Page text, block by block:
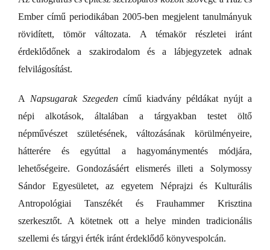
Ember című periodikában 2005-ben megjelent tanulmányuk
rövidített, tömör változata. A témakör részletei iránt
érdeklődőnek a szakirodalom és a lábjegyzetek adnak
felvilágosítást.
A Napsugarak Szegedencímű kiadvány példákat nyújt a
népi alkotások, általában a tárgyakban testet öltő
népművészet születésének, változásának körülményeire,
hátterére és egyúttal a hagyománymentés módjára,
lehetőségeire. Gondozásáért elismerés illeti a Solymossy
Sándor Egyesületet, az egyetem Néprajzi és Kulturális
Antropológiai Tanszékét és Frauhammer Krisztina
szerkesztőt. A kötetnek ott a helye minden tradicionális
szellemi és tárgyi érték iránt érdeklődő könyvespolcán.